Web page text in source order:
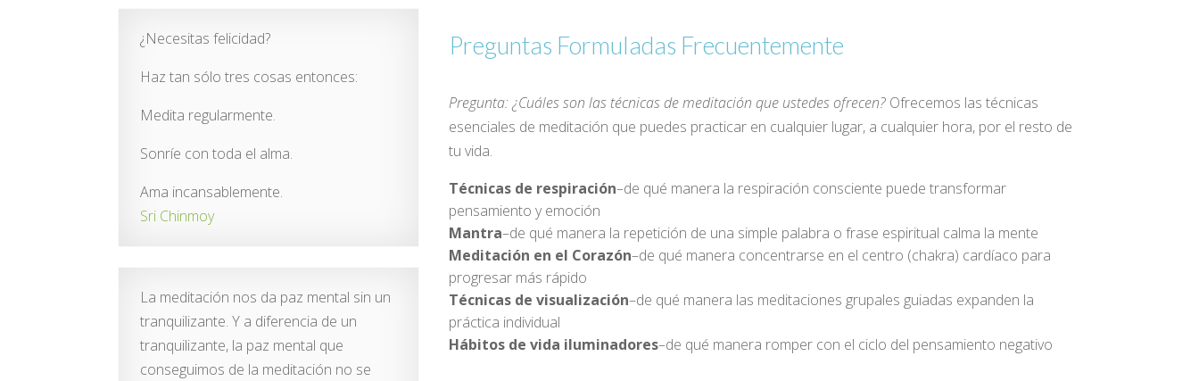
¿Necesitas felicidad?
Haz tan sólo tres cosas entonces:
Medita regularmente.
Sonríe con toda el alma.
Ama incansablemente.
Sri Chinmoy
La meditación nos da paz mental sin un
tranquilizante. Y a diferencia de un
tranquilizante, la paz mental que
conseguimos de la meditación no se
Preguntas Formuladas Frecuentemente
Pregunta: ¿Cuáles son las técnicas de meditación que ustedes ofrecen? Ofrecemos las técnicas
esenciales de meditación que puedes practicar en cualquier lugar, a cualquier hora, por el resto de
tu vida.
Técnicas de respiración–de qué manera la respiración consciente puede transformar
pensamiento y emoción
Mantra–de qué manera la repetición de una simple palabra o frase espiritual calma la mente
Meditación en el Corazón–de qué manera concentrarse en el centro (chakra) cardíaco para
progresar más rápido
Técnicas de visualización–de qué manera las meditaciones grupales guiadas expanden la
práctica individual
Hábitos de vida iluminadores–de qué manera romper con el ciclo del pensamiento negativo